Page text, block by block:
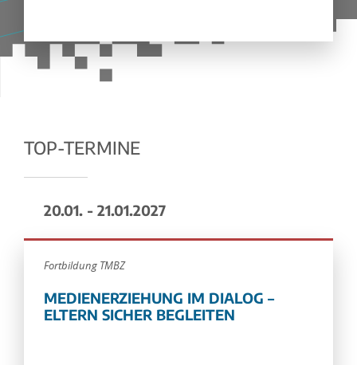
TOP-TERMINE
20.01. - 21.01.2027
Fortbildung TMBZ
MEDIENERZIEHUNG IM DIALOG –
ELTERN SICHER BEGLEITEN